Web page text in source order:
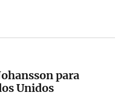
para
Unidos